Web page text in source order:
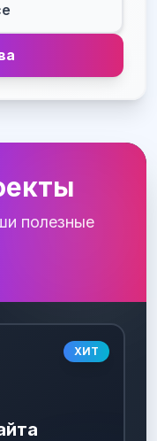
полезные
ХИТ